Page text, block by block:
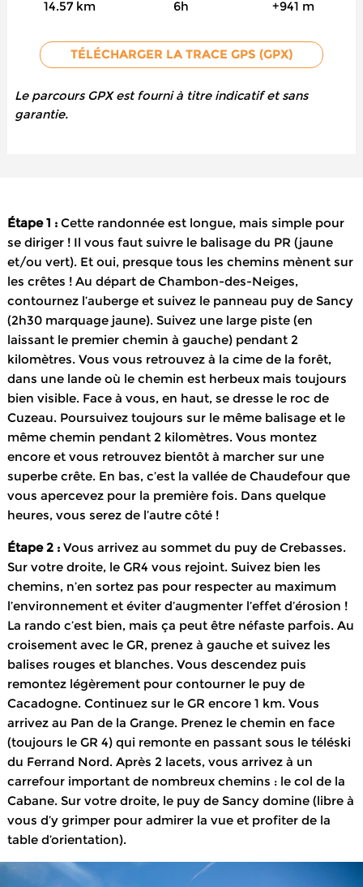
14.57 km 6h +941 m
TÉLÉCHARGER LA TRACE GPS (GPX)
Le parcours GPX est fourni à titre indicatif et sans
garantie.
Étape 1 :Cette randonnée est longue, mais simple pour
se diriger ! Il vous faut suivre le balisage du PR (jaune
et/ou vert). Et oui, presque tous les chemins mènent sur
les crêtes ! Au départ de Chambon-des-Neiges,
contournez l’auberge et suivez le panneau puy de Sancy
(2h30 marquage jaune). Suivez une large piste (en
laissant le premier chemin à gauche) pendant 2
kilomètres. Vous vous retrouvez à la cime de la forêt,
dans une lande où le chemin est herbeux mais toujours
bien visible. Face à vous, en haut, se dresse le roc de
Cuzeau. Poursuivez toujours sur le même balisage et le
même chemin pendant 2 kilomètres. Vous montez
encore et vous retrouvez bientôt à marcher sur une
superbe crête. En bas, c’est la vallée de Chaudefour que
vous apercevez pour la première fois. Dans quelque
heures, vous serez de l’autre côté !
Étape 2 :Vous arrivez au sommet du puy de Crebasses.
Sur votre droite, le GR4 vous rejoint. Suivez bien les
chemins, n’en sortez pas pour respecter au maximum
l’environnement et éviter d’augmenter l’effet d’érosion !
La rando c’est bien, mais ça peut être néfaste parfois. Au
croisement avec le GR, prenez à gauche et suivez les
balises rouges et blanches. Vous descendez puis
remontez légèrement pour contourner le puy de
Cacadogne. Continuez sur le GR encore 1 km. Vous
arrivez au Pan de la Grange. Prenez le chemin en face
(toujours le GR 4) qui remonte en passant sous le téléski
du Ferrand Nord. Après 2 lacets, vous arrivez à un
carrefour important de nombreux chemins : le col de la
Cabane. Sur votre droite, le puy de Sancy domine (libre à
vous d’y grimper pour admirer la vue et profiter de la
table d’orientation).